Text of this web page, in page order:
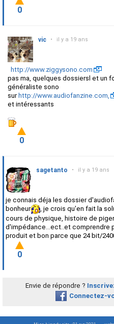
0
vic • il y a 19 ans
http://www.ziggysono.com
pas ma, quelques dossiersl et un
généraliste sono
sur http://www.audiofanzine.com,
et intéressants
0
sagetanto • il y a 19 ans
je connais déja les dossier
bonheur
, je crois qu'en fait la
cours de physique, histoire de
d'impédance...ect..et comprendre
produit et bon parce que 24 bit/
0
Envie de répondre ?
Connectez-